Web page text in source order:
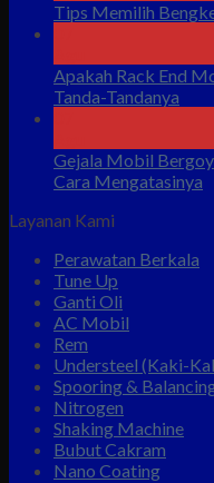
Tips Memilih
Apakah Rack End
Tanda-Tandanya
Gejala Mobil
Cara Mengatasinya
Layanan Kami
Perawatan Berkala
Tune Up
Ganti Oli
AC Mobil
Rem
Understeel (Kaki-
Spooring &
Nitrogen
Shaking Machine
Bubut Cakram
Nano Coating